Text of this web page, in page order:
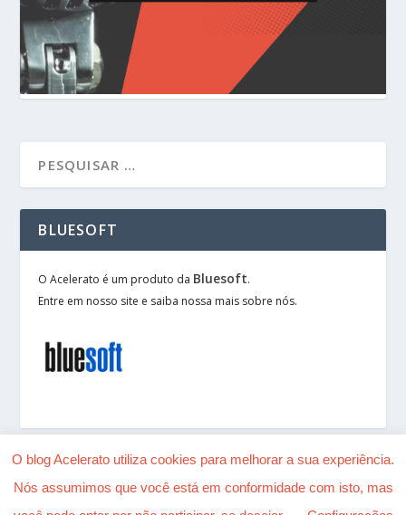
BLUESOFT
O Acelerato é um produto da Bluesoft.
Entre em nosso site e saiba nossa mais sobre nós.
Desenhado porElegant Themes| Alimentado por
O blog Acelerato utiliza cookies para melhorar a sua experiência.
Nós assumimos que você está em conformidade com isto, mas